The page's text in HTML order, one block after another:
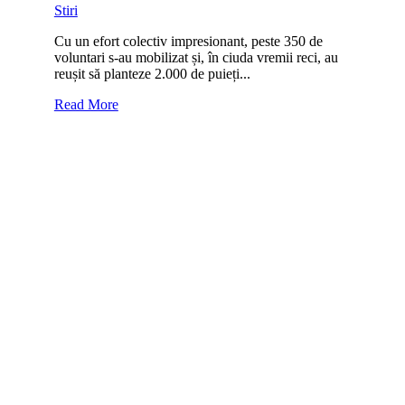
Stiri
Cu un efort colectiv impresionant, peste 350 de
voluntari s-au mobilizat și, în ciuda vremii reci, au
reușit să planteze 2.000 de puieți...
Read More